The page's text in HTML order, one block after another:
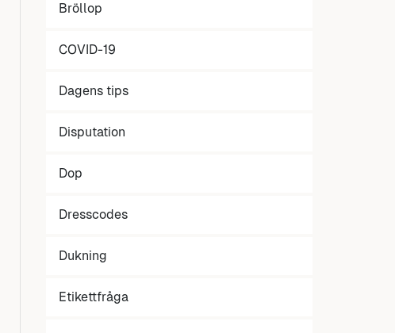
Bröllop
COVID-19
Dagens tips
Disputation
Dop
Dresscodes
Dukning
Etikettfråga